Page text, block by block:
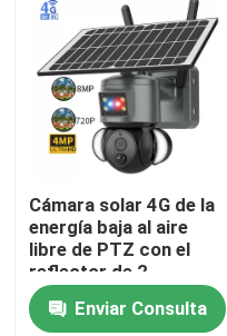
Recorrido por la fábrica
Control de calidad
Contacta con nosotros
Noticias
Cámara solar 4G de la
energía baja al aire
libre de PTZ con el
reflector de 2
sistemas
Enviar Consulta